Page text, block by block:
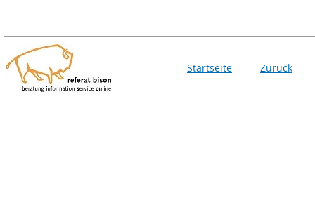
Startseite Zurück